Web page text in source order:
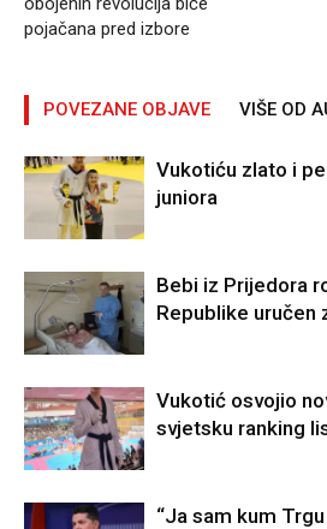
pojačana pred izbore
POVEZANE OBJAVE VIŠE OD
Vukotiću zlato i
juniora
Bebi iz Prijedora
Republike uručen
Vukotić osvojio
svjetsku ranking
“Ja sam kum